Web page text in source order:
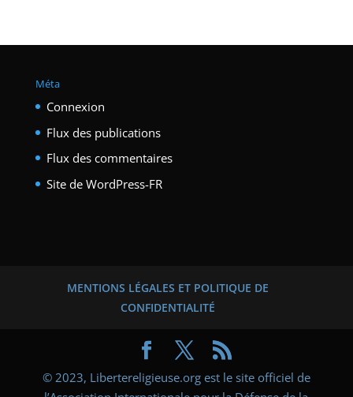
Méta
Connexion
Flux des publications
Flux des commentaires
Site de WordPress-FR
MENTIONS LÉGALES ET POLITIQUE DE
CONFIDENTIALITÉ
© 2023, Libertereligieuse.org est le site officiel de